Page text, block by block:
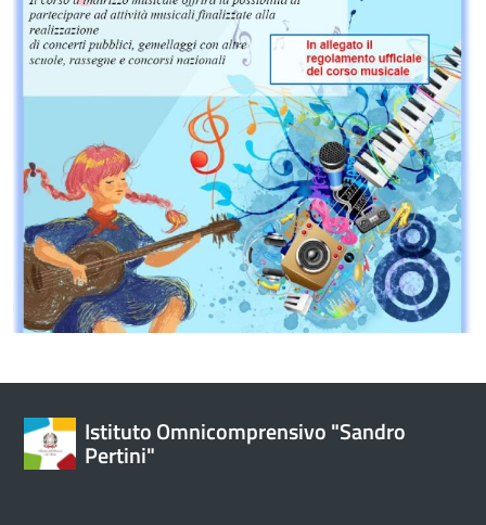
Istituto Omnicomprensivo "Sandro
Pertini"